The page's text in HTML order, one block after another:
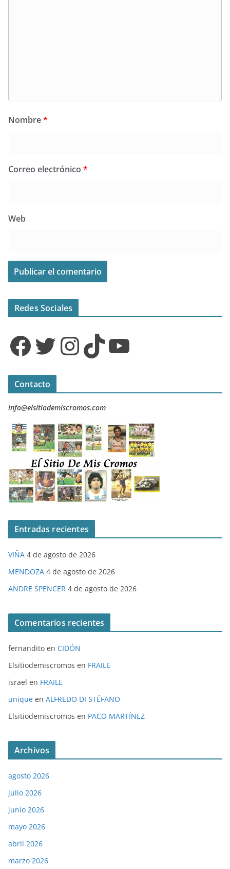
Nombre*
Correo electrónico *
Web
Redes Sociales
Facebook Twitter InstagramTikTok YouTube
Contacto
info@elsitiodemiscromos.com
Entradas recientes
VIÑA 4 de agosto de 2026
MENDOZA 4 de agosto de 2026
ANDRE SPENCER 4 de agosto de 2026
Comentarios recientes
fernandito en CIDÓN
Elsitiodemiscromos en FRAILE
israel en FRAILE
unique en ALFREDO DI STÉFANO
Elsitiodemiscromos en PACO MARTÍNEZ
Archivos
agosto 2026
julio 2026
junio 2026
mayo 2026
abril 2026
marzo 2026